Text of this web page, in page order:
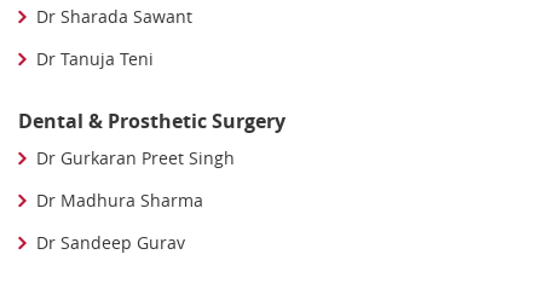
Dr Sharada Sawant
Dr Tanuja Teni
Dental & Prosthetic Surgery
Dr Gurkaran Preet Singh
Dr Madhura Sharma
Dr Sandeep Gurav